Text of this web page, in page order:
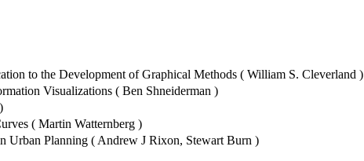
to the Development of Graphical Methods ( William S. Cleverland )
Visualizations ( Ben Shneiderman )
( Martin Watternberg )
Urban Planning ( Andrew J Rixon, Stewart Burn )